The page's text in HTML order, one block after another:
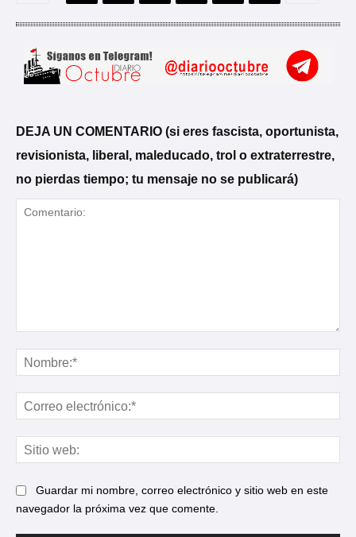
DEJA UN COMENTARIO (si eres fascista, oportunista,
revisionista, liberal, maleducado, trol o extraterrestre,
no pierdas tiempo; tu mensaje no se publicará)
Guardar mi nombre, correo electrónico y sitio web en este
navegador la próxima vez que comente.